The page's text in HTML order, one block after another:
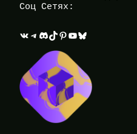
Соц Сетях:
ВКонтакте Telegram Discord TikTok Pinterest YouTube Bluesky